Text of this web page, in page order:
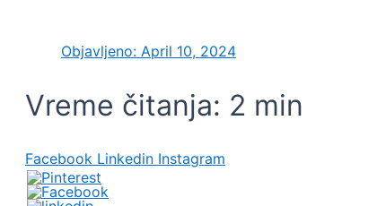
Objavljeno: April 10, 2024
Vreme čitanja: 2 min
Facebook Linkedin Instagram